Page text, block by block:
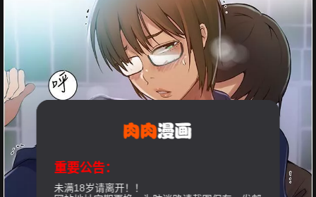
重要公告：
未满18岁请离开！！